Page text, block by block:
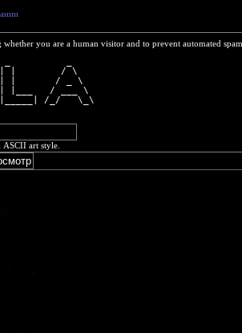
you are a human visitor and to prevent automated
| |        / \
|       / _ \
|___   / ___ \
/_/   \_\
art style.